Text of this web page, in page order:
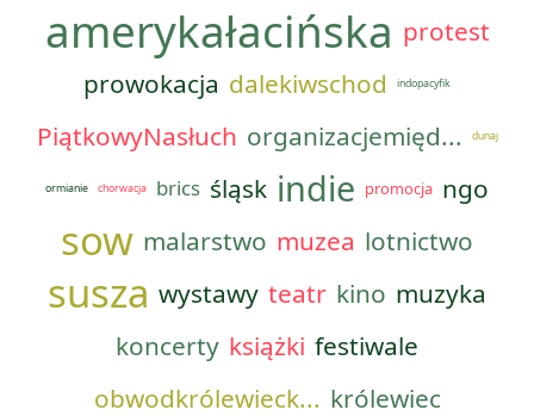
amerykałacińska protest
prowokacja dalekiwschod indopacyfik
PiątkowyNasłuch organizacjemięd... dunaj
ormianie chorwacja brics śląsk indie promocja ngo
sow malarstwo muzea lotnictwo
susza wystawy teatr kino muzyka
koncerty książki festiwale
obwodkrólewieck... królewiec